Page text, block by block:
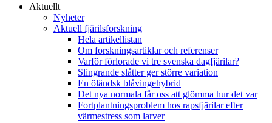
Aktuellt
Nyheter
Aktuell fjärilsforskning
Hela artikellistan
Om forskningsartiklar och referenser
Varför förlorade vi tre svenska dagfjärilar?
Slingrande slåtter ger större variation
En öländsk blåvingehybrid
Det nya normala får oss att glömma hur det var
Fortplantningsproblem hos rapsfjärilar efter
värmestress som larver